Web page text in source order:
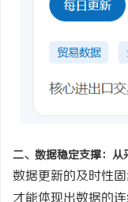
二、数据稳定支撑：从
数据更新的及时性
才能体现出数据的